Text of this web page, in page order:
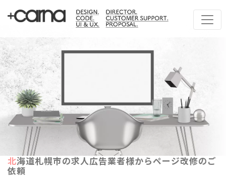
北海道札幌市の求人広告業者様からページ改修のご
依頼